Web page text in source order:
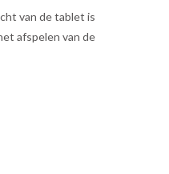
van de tablet is
afspelen van de